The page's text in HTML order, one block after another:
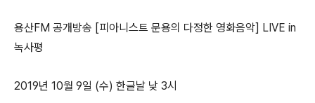
용산FM 공개방송 [피아니스트 문용의 다정한 영화음악] LIVE in
녹사평
2019년 10월 9일 (수) 한글날 낮 3시